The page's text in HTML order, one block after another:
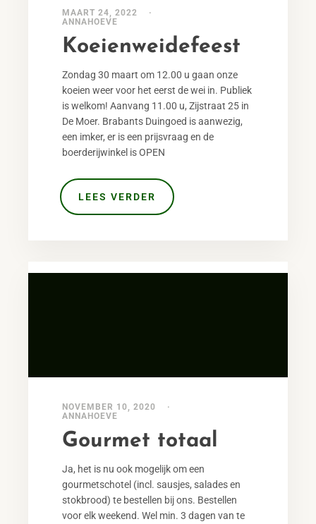
MAART 24, 2022
ANNAHOEVE
Koeienweidefeest
Zondag 30 maart om 12.00 u gaan onze
koeien weer voor het eerst de wei in. Publiek
is welkom! Aanvang 11.00 u, Zijstraat 25 in
De Moer. Brabants Duingoed is aanwezig,
een imker, er is een prijsvraag en de
boerderijwinkel is OPEN
LEES VERDER
NOVEMBER 10, 2020
ANNAHOEVE
Gourmet totaal
Ja, het is nu ook mogelijk om een
gourmetschotel (incl. sausjes, salades en
stokbrood) te bestellen bij ons. Bestellen
voor elk weekend. Wel min. 3 dagen van te